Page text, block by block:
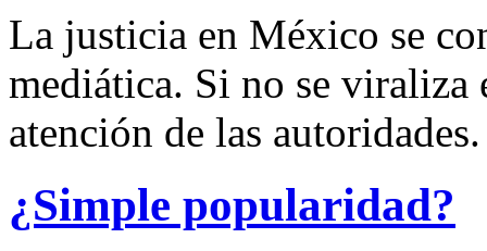
La justicia en México se
mediática. Si no se
atención de las autoridades.
¿Simple popularidad?